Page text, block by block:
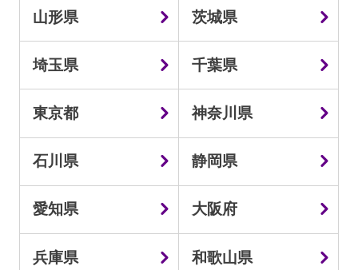
山形県 茨城県
埼玉県 千葉県
東京都 神奈川県
石川県 静岡県
愛知県 大阪府
兵庫県 和歌山県